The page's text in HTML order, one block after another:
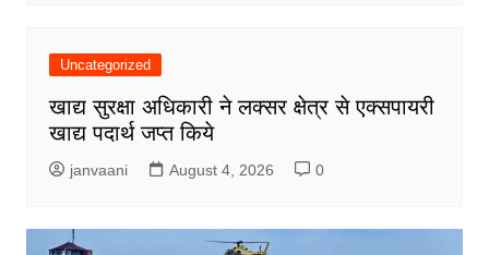
Uncategorized
खाद्य सुरक्षा अधिकारी ने लक्सर क्षेत्र से एक्सपायरी
खाद्य पदार्थ जप्त किये
janvaani August 4, 2026 0